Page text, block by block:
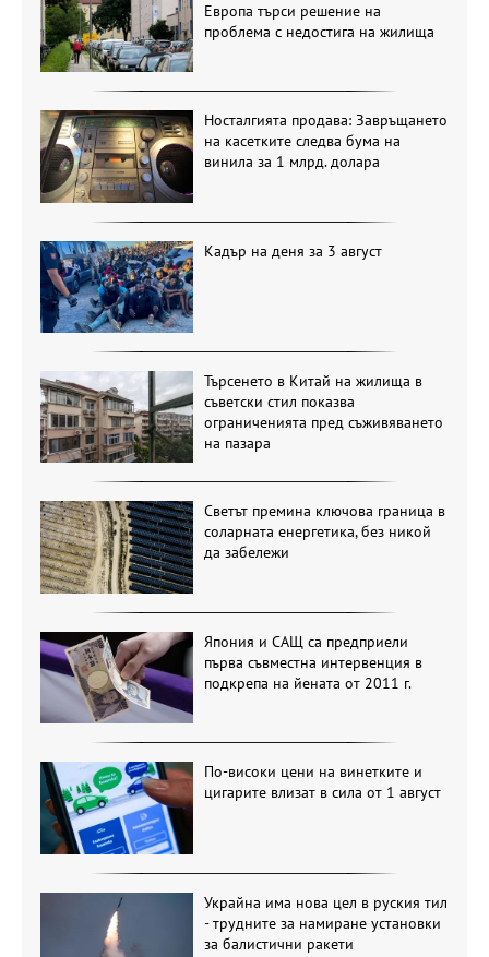
Европа търси решение на
проблема с недостига на жилища
Носталгията продава: Завръщането
на касетките следва бума на
винила за 1 млрд. долара
Кадър на деня за 3 август
Търсенето в Китай на жилища в
съветски стил показва
ограниченията пред съживяването
на пазара
Светът премина ключова граница в
соларната енергетика, без никой
да забележи
Япония и САЩ са предприели
първа съвместна интервенция в
подкрепа на йената от 2011 г.
По-високи цени на винетките и
цигарите влизат в сила от 1 август
Украйна има нова цел в руския тил
- трудните за намиране установки
за балистични ракети